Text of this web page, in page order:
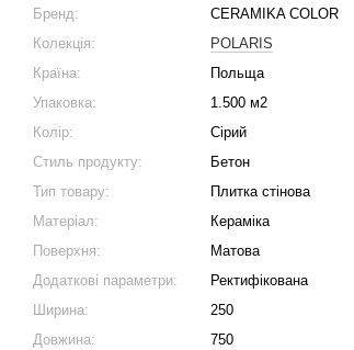
Бренд:
CERAMIKA COLOR
Колекція:
POLARIS
Країна:
Польща
Упаковка:
1.500 м2
Колір:
Сірий
Стиль продукту:
Бетон
Тип товару:
Плитка стінова
Матеріал:
Кераміка
Поверхня:
Матова
Додаткові параметри:
Ректифікована
Ширина:
250
Довжина:
750